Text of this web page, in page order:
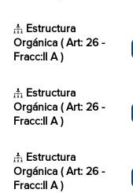
Estructura
Orgánica ( Art: 26 -
Fracc:II A )
Estructura
Orgánica ( Art: 26 -
Fracc:II A )
Estructura
Orgánica ( Art: 26 -
Fracc:II A )